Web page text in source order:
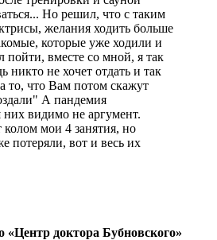
Но решил, что с таким
желания ходить больше
которые уже ходили и
пойти, вместе со мной, я так
никто не хочет отдать и так
то, что Вам потом скажут
А пандемия
них видимо не аргумент.
мои 4 занятия, но
потеряли, вот и весь их
доктора Бубновского»